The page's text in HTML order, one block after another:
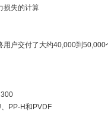
损失的计算
户交付了大约40,000到50,000
PP-H和PVDF